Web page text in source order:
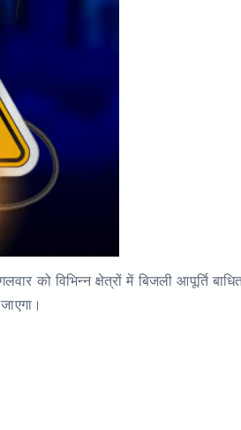
को विभिन्न क्षेत्रों में बिजली आपूर्ति